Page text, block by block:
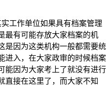
工作单位如果具有档案管理
最有可能存放大家档案的机
是因为这类机构一般都需要统
进入，在大家政审的时候档案
能因为大家考上了就没有进行
直接在这里了，而大家不知